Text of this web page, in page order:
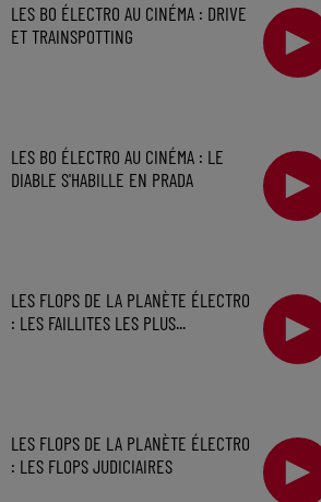
LES BO ÉLECTRO AU CINÉMA : DRIVE
ET TRAINSPOTTING
LES BO ÉLECTRO AU CINÉMA : LE
DIABLE S'HABILLE EN PRADA
LES FLOPS DE LA PLANÈTE ÉLECTRO
: LES FAILLITES LES PLUS...
LES FLOPS DE LA PLANÈTE ÉLECTRO
: LES FLOPS JUDICIAIRES